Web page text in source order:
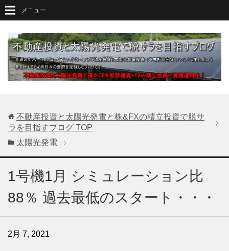
メニュー
不動産投資と太陽光発電と株&FXの積立投資で脱サ
ラを目指すブログ TOP
太陽光発電
1号機1月 シミュレーション比
88％ 過去最低のスタート・・・
2月 7, 2021